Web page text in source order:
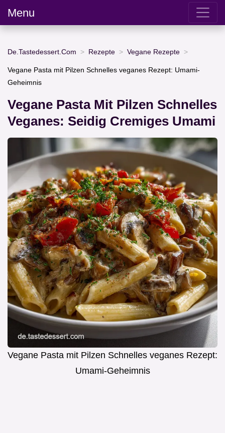
Menu
De.Tastedessert.Com Rezepte Vegane Rezepte
Vegane Pasta mit Pilzen Schnelles veganes Rezept: Umami-
Geheimnis
Vegane Pasta Mit Pilzen Schnelles
Veganes: Seidig Cremiges Umami
Vegane Pasta mit Pilzen Schnelles veganes Rezept:
Umami-Geheimnis